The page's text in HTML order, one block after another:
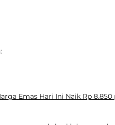
Emas Hari Ini Naik Rp 8.850